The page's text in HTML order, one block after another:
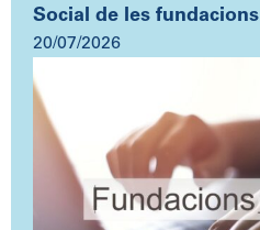
Social de les fundacions
20/07/2026